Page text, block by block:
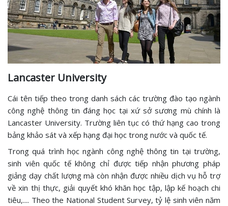
Lancaster University
Cái tên tiếp theo trong danh sách các trường đào tạo ngành
công nghệ thông tin đáng học tại xứ sở sương mù chính là
Lancaster University. Trường liên tục có thứ hạng cao trong
bảng khảo sát và xếp hạng đại học trong nước và quốc tế.
Trong quá trình học ngành công nghệ thông tin tại trường,
sinh viên quốc tế không chỉ được tiếp nhận phương pháp
giảng dạy chất lượng mà còn nhận được nhiều dịch vụ hỗ trợ
về xin thị thực, giải quyết khó khăn học tập, lập kế hoạch chi
tiêu,.... Theo the National Student Survey, tỷ lệ sinh viên năm